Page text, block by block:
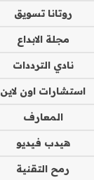
روتانا تسويق
مجلة الابداع
نادي الترددات
استشارات اون لاين
المعارف
هيدب فيديو
رمح التقنية